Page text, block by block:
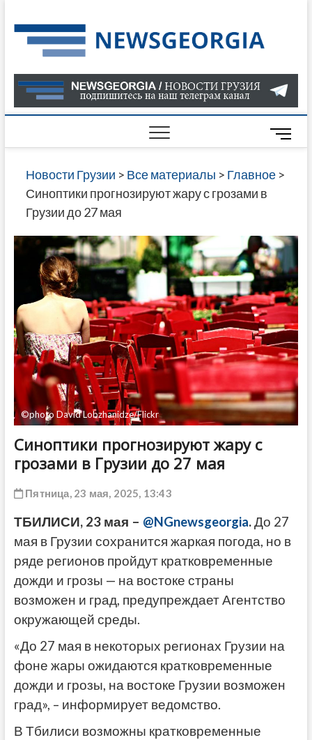
to
content
О
В
ГРУЗИИ
САЙТЕ
M
e
n
t
t
o
n
Новости Грузии > Все материалы > Главное>
Синоптики прогнозируют жару с грозами в
Грузии до 27 мая
©photo David Lobzhanidze/Flickr
Синоптики прогнозируют жару с
грозами в Грузии до 27 мая
Пятница, 23 мая, 2025, 13:43
ТБИЛИСИ, 23 мая – @NGnewsgeorgia.До 27
мая в Грузии сохранится жаркая погода, но в
ряде регионов пройдут кратковременные
дожди и грозы — на востоке страны
возможен и град, предупреждает Агентство
окружающей среды.
«До 27 мая в некоторых регионах Грузии на
фоне жары ожидаются кратковременные
дожди и грозы, на востоке Грузии возможен
град», – информирует ведомство.
В Тбилиси возможны кратковременные